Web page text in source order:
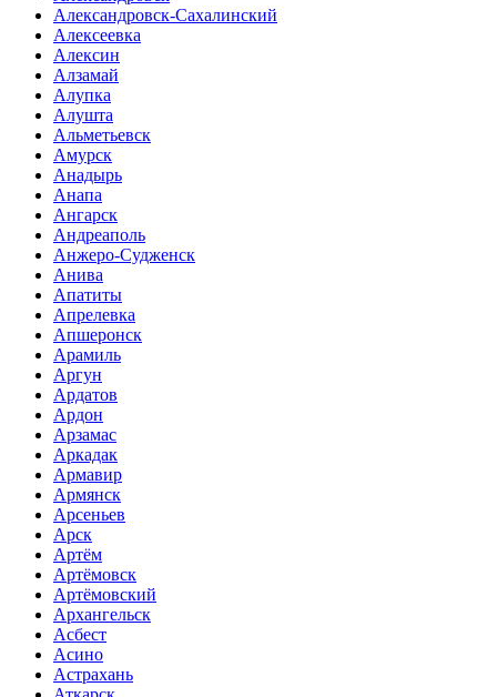
Александровск-Сахалинский
Алексеевка
Алексин
Алзамай
Алупка
Алушта
Альметьевск
Амурск
Анадырь
Анапа
Ангарск
Андреаполь
Анжеро-Судженск
Анива
Апатиты
Апрелевка
Апшеронск
Арамиль
Аргун
Ардатов
Ардон
Арзамас
Аркадак
Армавир
Армянск
Арсеньев
Арск
Артём
Артёмовск
Артёмовский
Архангельск
Асбест
Асино
Астрахань